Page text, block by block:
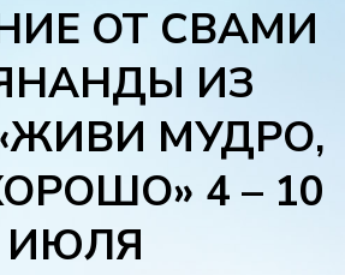
ОТ СВАМИ
ИЗ
МУДРО,
4 – 10
ИЮЛЯ